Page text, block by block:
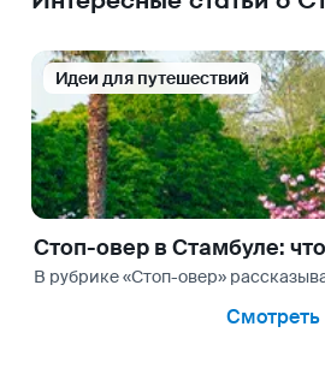
Идеи для путешествий
Стоп-овер в Стамбуле:
В рубрике «Стоп-овер»
Смотреть